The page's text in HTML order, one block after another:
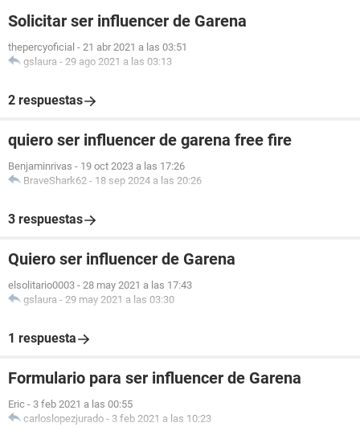
Solicitar ser influencer de Garena
thepercyoficial - 21 abr 2021 a las 03:51
gslaura - 29 ago 2021 a las 03:13
2 respuestas
quiero ser influencer de garena free fire
Benjaminrivas - 19 oct 2023 a las 17:26
BraveShark62 - 18 sep 2024 a las 20:26
3 respuestas
Quiero ser influencer de Garena
elsolitario0003 - 28 may 2021 a las 17:43
gslaura - 29 may 2021 a las 03:30
1 respuesta
Formulario para ser influencer de Garena
Eric - 3 feb 2021 a las 00:55
carloslopezjurado - 3 feb 2021 a las 10:23